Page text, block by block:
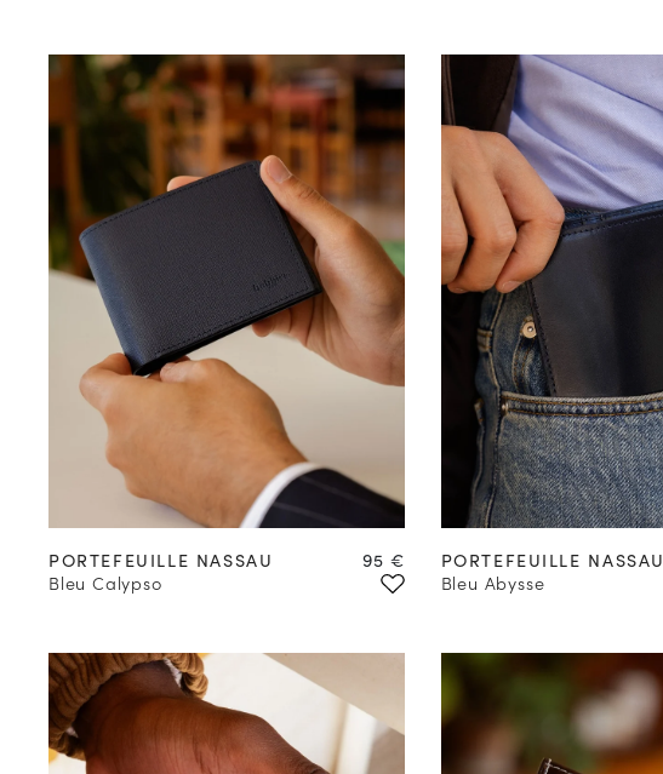
PORTEFEUILLE NASSAU
Bleu Calypso
Prix
95 €
PORTEFEUILLE NASSAU
Bleu Abysse